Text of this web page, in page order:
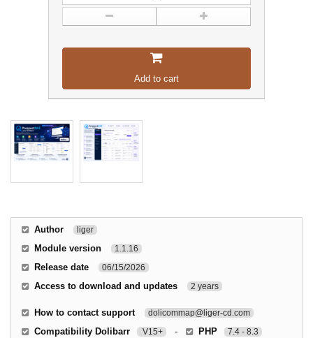
Add to cart
Author liger
Module version 1.1.16
Release date 06/15/2026
Access to download and updates 2 years
How to contact support dolicommap@liger-cd.com
Compatibility Dolibarr V15+ - PHP 7.4 - 8.3